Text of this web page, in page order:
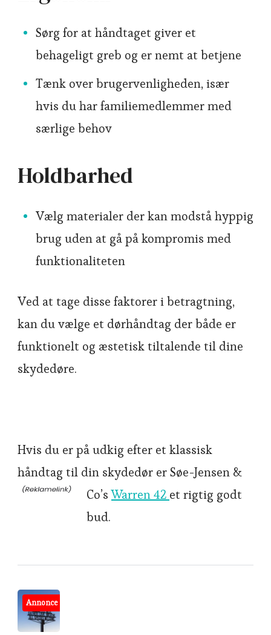
Sørg for at håndtaget giver et
behageligt greb og er nemt at betjene
Tænk over brugervenligheden, især
hvis du har familiemedlemmer med
særlige behov
Holdbarhed
Vælg materialer der kan modstå hyppig
brug uden at gå på kompromis med
funktionaliteten
Ved at tage disse faktorer i betragtning,
kan du vælge et dørhåndtag der både er
funktionelt og æstetisk tiltalende til dine
skydedøre.
Hvis du er på udkig efter et klassisk
håndtag til din skydedør er Søe-Jensen &
Co’sWarren 42 et rigtig godt
bud.
Post
Annonce